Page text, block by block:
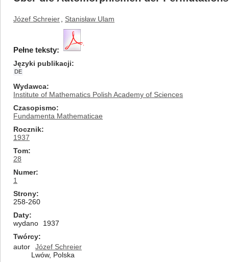
Józef Schreier Stanisław Ulam
Pełne teksty:
Języki publikacji
DE
Wydawca
Institute of Mathematics Polish Academy of Sciences
Czasopismo
Fundamenta Mathematicae
Rocznik
1937
Tom
28
Numer
1
Strony
258-260
Daty
wydano
1937
Twórcy
autor
Józef Schreier
Lwów, Polska